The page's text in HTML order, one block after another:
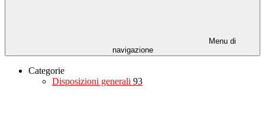
Menu di
navigazione
Categorie
Disposizioni generali 93